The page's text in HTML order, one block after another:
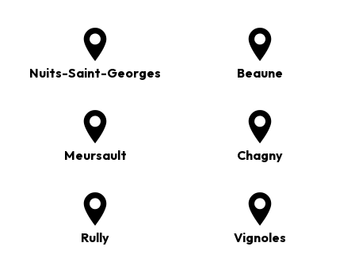
Nuits-Saint-Georges Beaune
Meursault Chagny
Rully Vignoles